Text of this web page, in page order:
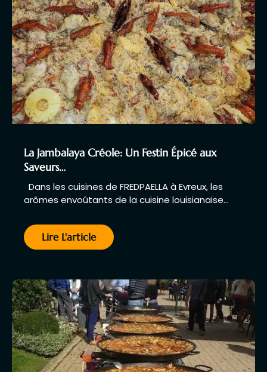
La Jambalaya Créole: Un Festin Épicé aux
Saveurs…
Dans les cuisines de FREDPAELLA à Evreux, les
arômes envoûtants de la cuisine louisianaise…
Lire L'article